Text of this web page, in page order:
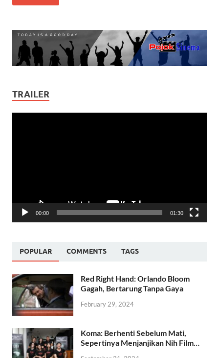
TRAILER
00:00 01:30
POPULAR COMMENTS TAGS
Red Right Hand: Orlando Bloom
Gagah, Bertarung Tanpa Gaya
February 29, 2024
Koma: Berhenti Sebelum Mati,
Sepertinya Menjanjikan Nih Film…